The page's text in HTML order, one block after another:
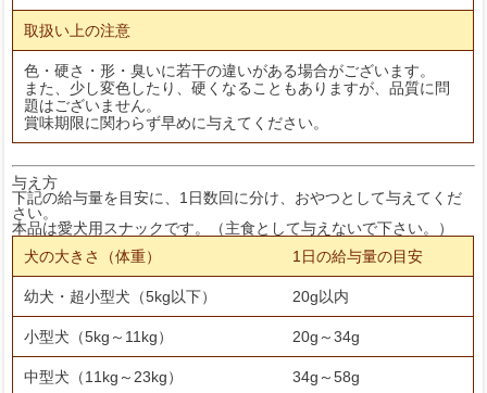
取扱い上の注意
色・硬さ・形・臭いに若干の違いがある場合がございます。
また、少し変色したり、硬くなることもありますが、品質に問
題はございません。
賞味期限に関わらず早めに与えてください。
与え方
下記の給与量を目安に、1日数回に分け、おやつとして与えてくだ
さい。
本品は愛犬用スナックです。（主食として与えないで下さい。）
犬の大きさ（体重）
1日の給与量の目安
幼犬・超小型犬（5kg以下） 20g以内
小型犬（5kg～11kg） 20g～34g
中型犬（11kg～23kg） 34g～58g